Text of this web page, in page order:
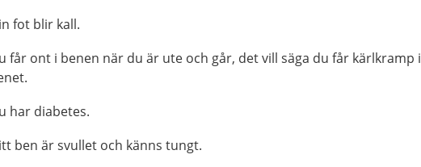
fot blir kall.
får ont i benen när du är ute och går, det vill säga du får kärlkramp i
har diabetes.
ben är svullet och känns tungt.